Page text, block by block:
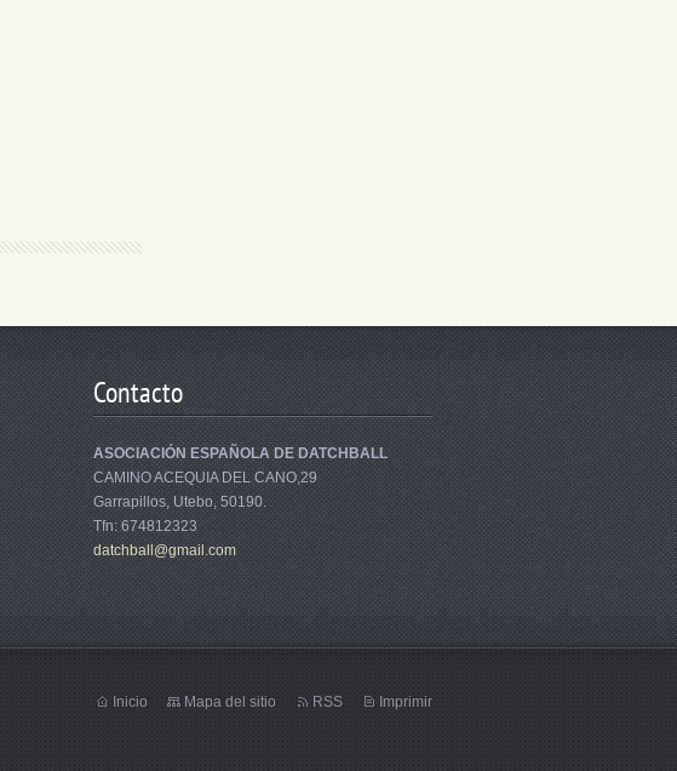
Contacto
ASOCIACIÓN ESPAÑOLA DE DATCHBALL
CAMINO ACEQUIA DEL CANO,29
Garrapillos, Utebo, 50190.
Tfn: 674812323
datchball@gmail.com
Inicio Mapa del sitio RSS Imprimir